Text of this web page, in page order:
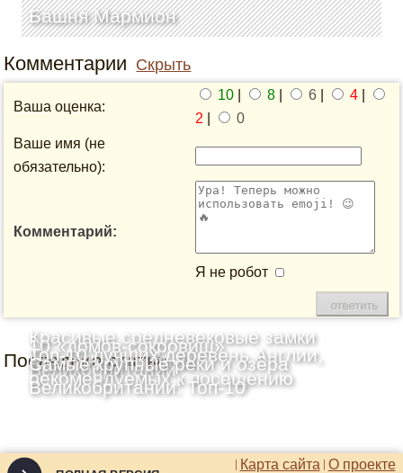
Башня Мармион
Комментарии Скрыть
Ваша оценка:
10 8 6 4
2
0
Ваше имя (не
обязательно):
Комментарий:
Я не робот
Последние статьи
Красивые средневековые замки
Шотландии: Топ-10
10 «домов-сокровищ»
Великобритании
Топ-10 лучших деревень Англии,
рекомендуемых к посещению
Самые крупные реки и озёра
Великобритании: Топ-10
О проекте
Карта сайта